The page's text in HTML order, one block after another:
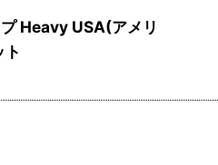
Heavy USA(アメリ